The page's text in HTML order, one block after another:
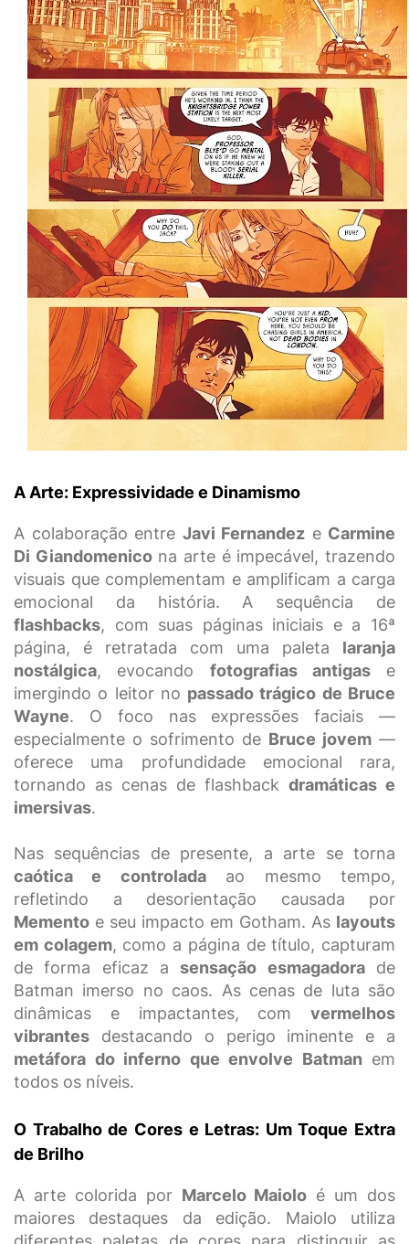
A Arte: Expressividade e Dinamismo
A colaboração entre Javi Fernandez e Carmine
Di Giandomenicona arte é impecável, trazendo
visuais que complementam e amplificam a carga
emocional da história. A sequência de
flashbacks, com suas páginas iniciais e a 16ª
página, é retratada com uma paleta laranja
nostálgica, evocando fotografias antigase
imergindo o leitor no passado trágico de Bruce
Wayne. O foco nas expressões faciais —
especialmente o sofrimento de Bruce jovem —
oferece uma profundidade emocional rara,
tornando as cenas de flashback dramáticas e
imersivas.
Nas sequências de presente, a arte se torna
caótica e controladaao mesmo tempo,
refletindo a desorientação causada por
Memento e seu impacto em Gotham. As layouts
em colagem, como a página de título, capturam
de forma eficaz asensação esmagadorade
Batman imerso no caos. As cenas de luta são
dinâmicas e impactantes, com vermelhos
vibrantes destacando o perigo iminente e a
metáfora do inferno que envolve Batman em
todos os níveis.
O Trabalho de Cores e Letras: Um Toque Extra
de Brilho
A arte colorida por Marcelo Maiolo é um dos
maiores destaques da edição. Maiolo utiliza